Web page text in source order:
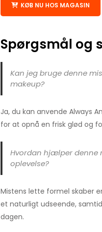
KØB NU HOS MAGASIN
Spørgsmål og
Kan jeg bruge denne
makeup?
Ja, du kan anvende Always
for at opnå en frisk glød og
Hvordan hjælper denne
oplevelse?
Mistens lette formel skaber
et naturligt udseende,
dagen.